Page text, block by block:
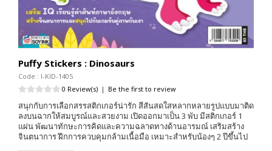
Puffy Stickers : Dinosaurs
Code : I-KID-1405
0 Review(s) | Be the first to review
สนุกกับการเลือกสรรสติกเกอร์น่ารัก สีสันสดใสหลากหลายรูปแบบมาติด
ลงบนฉากให้สมบูรณ์และสวยงาม เปิดออกมาเป็น 3 พับ มีสติกเกอร์ 1
แผ่น พัฒนาทักษะการคิดและความฉลาดทางด้านอารมณ์ เสริมสร้าง
จินตนาการ ฝึกการควบคุมกล้ามเนื้อมือ เหมาะสำหรับน้องๆ 2 ปีขึ้นไป